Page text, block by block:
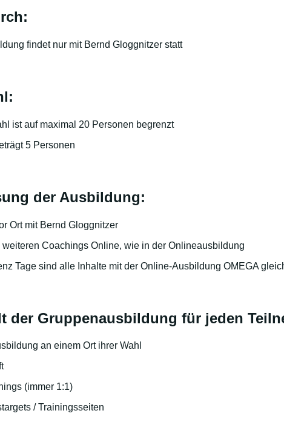
findet nur mit Bernd Gloggnitzer statt
ist auf maximal 20 Personen begrenzt
5 Personen
der Ausbildung:
Ort mit Bernd Gloggnitzer
Coachings Online, wie in der Onlineausbildung
Tage sind alle Inhalte mit der Online-Ausbildung OMEGA
der Gruppenausbildung für jeden
an einem Ort ihrer Wahl
(immer 1:1)
/ Trainingsseiten